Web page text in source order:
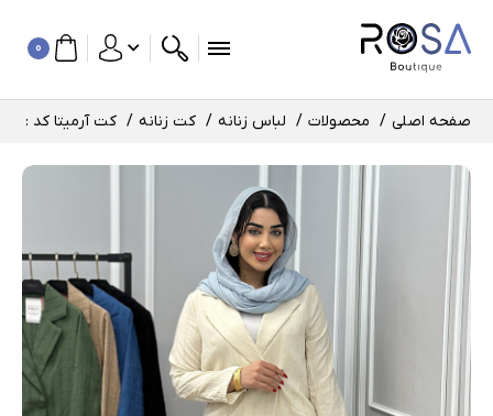
0
صفحه اصلی محصولات لباس زنانه کت زنانه کت آرمیتا کد : 10885